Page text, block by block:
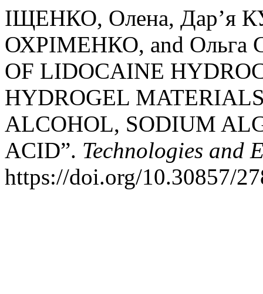
ІЩЕНКО, Олена, Дар’я
ОХРІМЕНКО, and Ольга
OF LIDOCAINE
HYDROGEL
ALCOHOL, SODIUM
ACID”. Technologies and
https://doi.org/10.30857/